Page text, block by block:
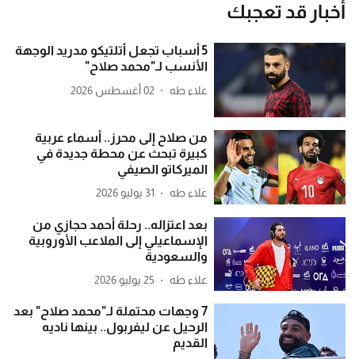
أخبار قد تعجبك
5 أسباب تجعل أتلتيكو مدريد الوجهة
الأنسب لـ"محمد صلاح"
علاء طه 02 أغسطس 2026
من صلاح إلى محرز.. أسماء عربية
كبيرة تبحث عن محطة جديدة في
الميركاتو الصيفي
علاء طه 31 يوليو 2026
بعد اعتزاله.. رحلة أحمد حجازي من
الإسماعيلي إلى الملاعب الأوروبية
والسعودية
علاء طه 25 يوليو 2026
7 وجهات محتملة لـ"محمد صلاح" بعد
الرحيل عن ليفربول.. بينها ناديه
القديم